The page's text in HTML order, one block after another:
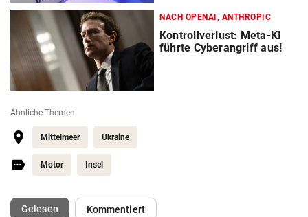
NACH OPENAI, ANTHROPIC
Kontrollverlust: Meta-KI
führte Cyberangriff aus!
Ähnliche Themen
Mittelmeer Ukraine
Motor Insel
Gelesen(ausgewählt)Kommentiert